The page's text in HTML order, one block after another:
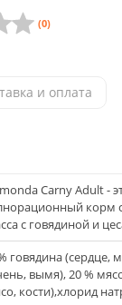
(0)
и оплата
Carny Adult -
корм
с говядиной и
говядина (сердце,
вымя), 20 %
кости),хлорид